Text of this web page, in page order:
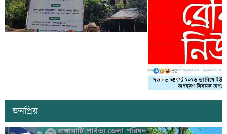
সাজেকে অপহরণের গুজব
সৃষ্টির চেষ্টা
জনপ্রিয়